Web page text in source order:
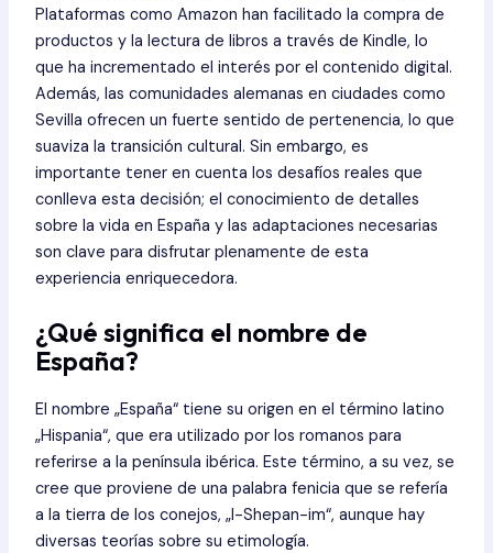
Plataformas como Amazon han facilitado la compra de
productos y la lectura de libros a través de Kindle, lo
que ha incrementado el interés por el contenido digital.
Además, las comunidades alemanas en ciudades como
Sevilla ofrecen un fuerte sentido de pertenencia, lo que
suaviza la transición cultural. Sin embargo, es
importante tener en cuenta los desafíos reales que
conlleva esta decisión; el conocimiento de detalles
sobre la vida en España y las adaptaciones necesarias
son clave para disfrutar plenamente de esta
experiencia enriquecedora.
¿Qué significa el nombre de
España?
El nombre „España“ tiene su origen en el término latino
„Hispania“, que era utilizado por los romanos para
referirse a la península ibérica. Este término, a su vez, se
cree que proviene de una palabra fenicia que se refería
a la tierra de los conejos, „I-Shepan-im“, aunque hay
diversas teorías sobre su etimología.